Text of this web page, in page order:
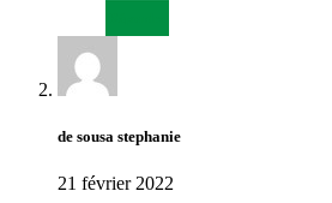
de sousa stephanie
21 février 2022